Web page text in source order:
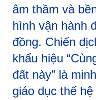
âm thầm và
hình vận hành
đồng. Chiến
khẩu hiệu
đất này” là
giáo dục thế